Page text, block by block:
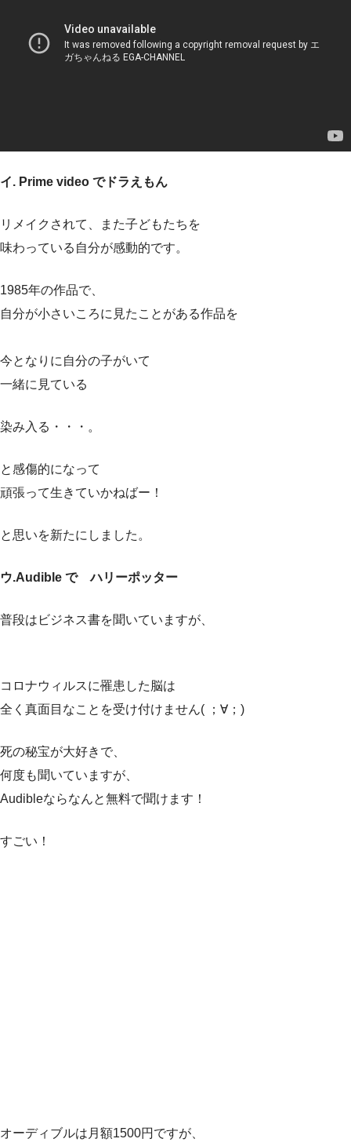
イ. Prime video でドラえもん
リメイクされて、また子どもたちを
味わっている自分が感動的です。
1985年の作品で、
自分が小さいころに見たことがある作品を
今となりに自分の子がいて
一緒に見ている
染み入る・・・。
と感傷的になって
頑張って生きていかねばー！
と思いを新たにしました。
ウ.Audible で ハリーポッター
普段はビジネス書を聞いていますが、
コロナウィルスに罹患した脳は
全く真面目なことを受け付けません( ；∀；)
死の秘宝が大好きで、
何度も聞いていますが、
Audibleならなんと無料で聞けます！
すごい！
オーディブルは月額1500円ですが、